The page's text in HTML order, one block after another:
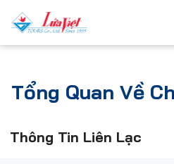
Tổng Quan Về
Thông Tin Liên Lạc